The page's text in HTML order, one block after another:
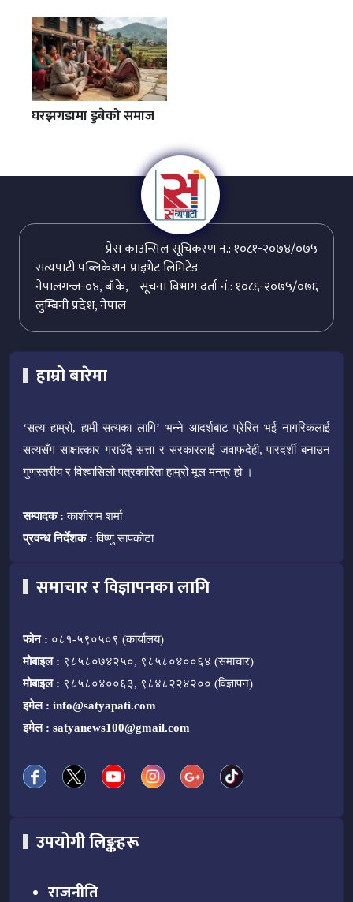
घरझगडामा डुबेको समाज
प्रेस काउन्सिल सूचिकरण नं.: १०८१-२०७४/०७५
सत्यपाटी पब्लिकेशन प्राइभेट लिमिटेड
सूचना विभाग दर्ता नं.: १०८६-२०७५/०७६
नेपालगन्ज-०४, बाँके,
लुम्बिनी प्रदेश, नेपाल
हाम्रो बारेमा
‘सत्य हाम्रो, हामी सत्यका लागि’ भन्ने आदर्शबाट प्रेरित भई नागरिकलाई
सत्यसँग साक्षात्कार गराउँदै सत्ता र सरकारलाई जवाफदेही, पारदर्शी बनाउन
गुणस्तरीय र विश्वासिलो पत्रकारिता हाम्रो मूल मन्त्र हो ।
सम्पादक : काशीराम शर्मा
प्रवन्ध निर्देशक : विष्णु सापकोटा
समाचार र विज्ञापनका लागि
फोन : ०८१-५९०५०९ (कार्यालय)
मोबाइल : ९८५८०७४२५०, ९८५८०४००६४ (समाचार)
मोबाइल : ९८५८०४००६३, ९८४८२२४२०० (विज्ञापन)
इमेल : info@satyapati.com
इमेल : satyanews100@gmail.com
उपयोगी लिङ्कहरू
राजनीति